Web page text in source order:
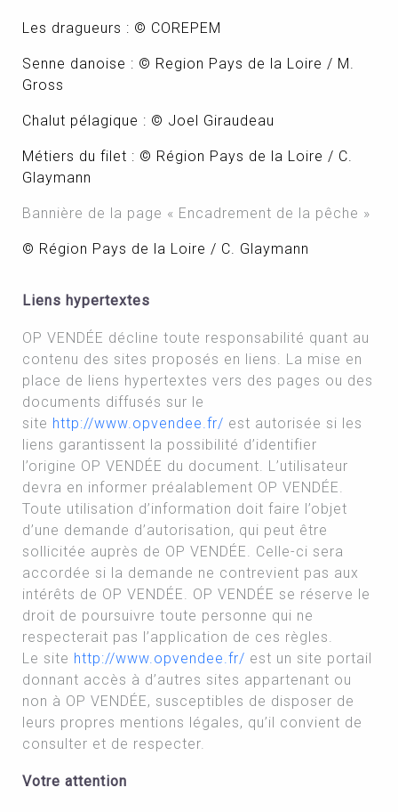
Les dragueurs : © COREPEM
Senne danoise : © Region Pays de la Loire / M.
Gross
Chalut pélagique : © Joel Giraudeau
Métiers du filet : © Région Pays de la Loire / C.
Glaymann
Bannière de la page « Encadrement de la pêche »
© Région Pays de la Loire / C. Glaymann
Liens hypertextes
OP VENDÉE décline toute responsabilité quant au
contenu des sites proposés en liens. La mise en
place de liens hypertextes vers des pages ou des
documents diffusés sur le
site http://www.opvendee.fr/ est autorisée si les
liens garantissent la possibilité d’identifier
l’origine OP VENDÉE du document. L’utilisateur
devra en informer préalablement OP VENDÉE.
Toute utilisation d’information doit faire l’objet
d’une demande d’autorisation, qui peut être
sollicitée auprès de OP VENDÉE. Celle-ci sera
accordée si la demande ne contrevient pas aux
intérêts de OP VENDÉE. OP VENDÉE se réserve le
droit de poursuivre toute personne qui ne
respecterait pas l’application de ces règles.
Le site http://www.opvendee.fr/ est un site portail
donnant accès à d’autres sites appartenant ou
non à OP VENDÉE, susceptibles de disposer de
leurs propres mentions légales, qu’il convient de
consulter et de respecter.
Votre attention